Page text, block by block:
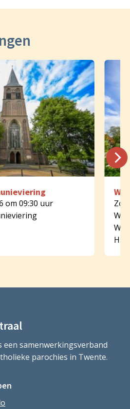
om 09:30 uur
Zo
H.
een samenwerkingsverband
parochies in Twente.